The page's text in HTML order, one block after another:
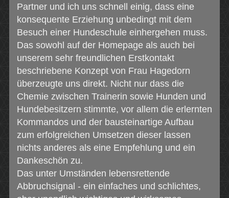
Partner und ich uns schnell einig, dass eine
konsequente Erziehung unbedingt mit dem
Besuch einer Hundeschule einhergehen muss.
Das sowohl auf der Homepage als auch bei
unserem sehr freundlichen Erstkontakt
beschriebene Konzept von Frau Hagedorn
überzeugte uns direkt. Nicht nur dass die
Chemie zwischen Trainerin sowie Hunden und
Hundebesitzern stimmte, vor allem die erlernten
Kommandos und der bausteinartige Aufbau
zum erfolgreichen Umsetzen dieser lassen
nichts anderes als eine Empfehlung und ein
Dankeschön zu.
Das unter Umständen lebensrettende
Abbruchsignal - ein einfaches und schlichtes,